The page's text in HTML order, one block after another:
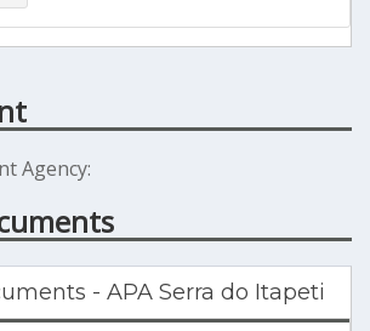
Agency:
- APA Serra do Itapeti